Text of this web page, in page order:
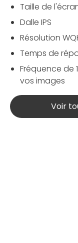
Taille de
Dalle IPS
Résolution
Temps de
Fréquence de
vos images
Voir